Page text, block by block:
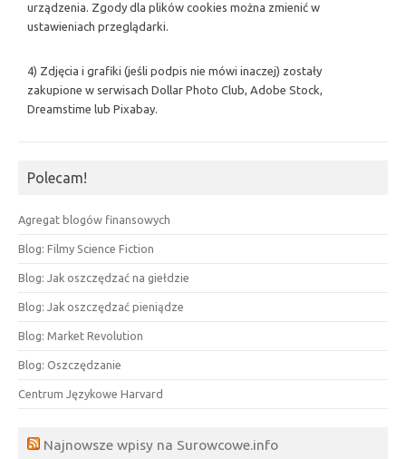
urządzenia. Zgody dla plików cookies można zmienić w
ustawieniach przeglądarki.
4) Zdjęcia i grafiki (jeśli podpis nie mówi inaczej) zostały
zakupione w serwisach Dollar Photo Club, Adobe Stock,
Dreamstime lub Pixabay.
Polecam!
Agregat blogów finansowych
Blog: Filmy Science Fiction
Blog: Jak oszczędzać na giełdzie
Blog: Jak oszczędzać pieniądze
Blog: Market Revolution
Blog: Oszczędzanie
Centrum Językowe Harvard
Najnowsze wpisy na Surowcowe.info